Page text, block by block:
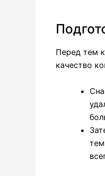
Перед тем
качество